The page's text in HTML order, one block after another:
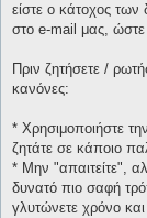
είστε ο κάτοχος των
στο e-mail μας,
Πριν ζητήσετε /
κανόνες:
* Χρησιμοποιήστε
ζητάτε σε κάποιο
* Μην "απαιτείτε",
δυνατό πιο σαφή
γλυτώνετε χρόνο